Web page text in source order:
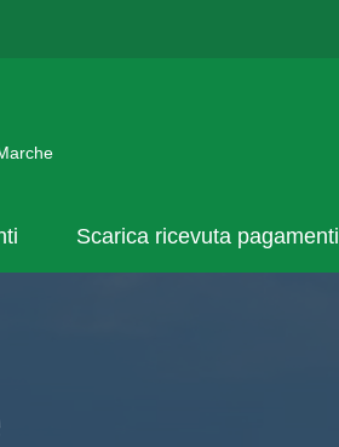
Scarica ricevuta pagamenti